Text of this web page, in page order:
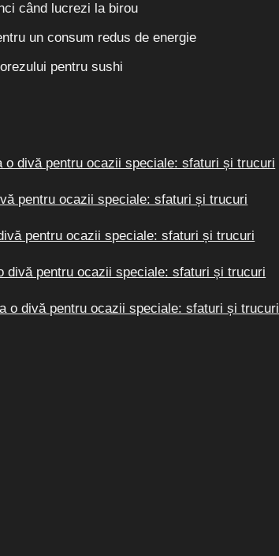
când lucrezi la birou
un consum redus de energie
pentru sushi
o divă pentru ocazii speciale: sfaturi și trucuri
pentru ocazii speciale: sfaturi și trucuri
pentru ocazii speciale: sfaturi și trucuri
divă pentru ocazii speciale: sfaturi și trucuri
o divă pentru ocazii speciale: sfaturi și trucuri